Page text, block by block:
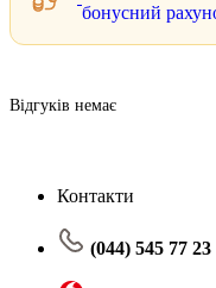
бонусний
Відгуків немає
Контакти
(044) 545 77 23